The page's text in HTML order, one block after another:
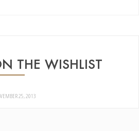
THE WISHLIST
25, 2013